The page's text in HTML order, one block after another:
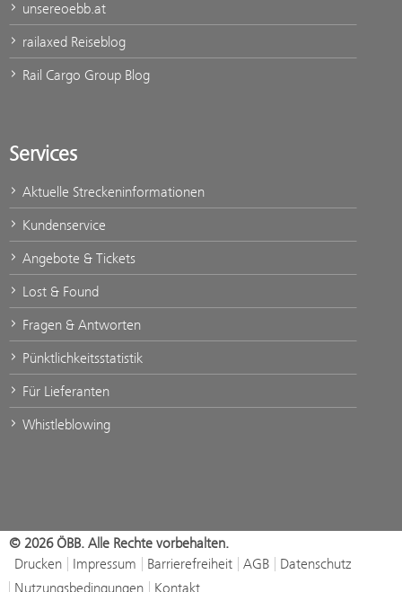
unsereoebb.at
railaxed Reiseblog
Rail Cargo Group Blog
Services
Aktuelle Streckeninformationen
Kundenservice
Angebote & Tickets
Lost & Found
Fragen & Antworten
Pünktlichkeitsstatistik
Für Lieferanten
Whistleblowing
© 2026 ÖBB. Alle Rechte vorbehalten.
Drucken
Impressum Barrierefreiheit AGB
Datenschutz
Nutzungsbedingungen
Kontakt